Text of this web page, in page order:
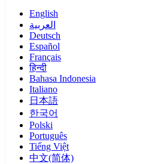
English
العربية
Deutsch
Español
Français
हिन्दी
Bahasa Indonesia
Italiano
日本語
한국어
Polski
Português
Tiếng Việt
中文(简体)